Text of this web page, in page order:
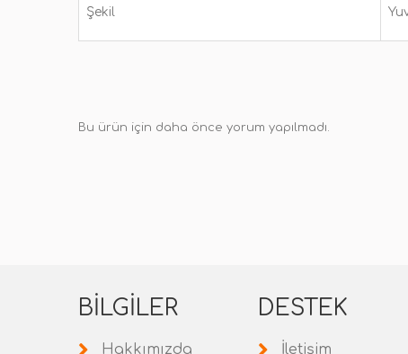
Şekil
Bu ürün için daha önce yorum yapılmadı.
BILGILER
Hakkımızda
DESTEK
İletişim